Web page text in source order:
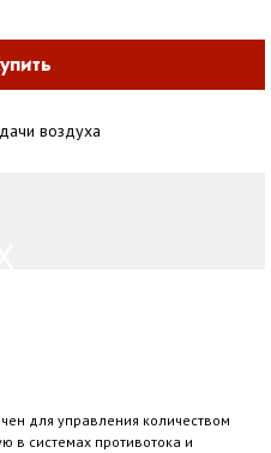
воздуха
для управления количеством
в системах противотока и